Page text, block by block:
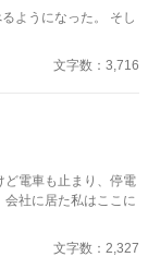
ようになった。 そし
文字数：3,716
ど電車も止まり、停電
会社に居た私はここに
文字数：2,327